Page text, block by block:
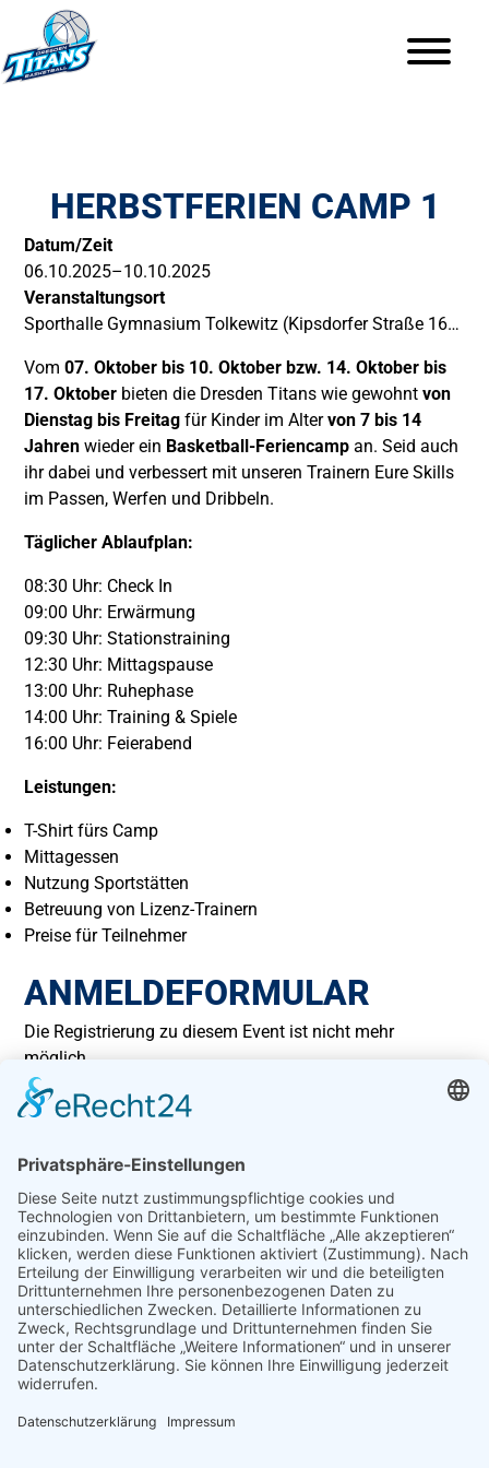
HERBSTFERIEN CAMP 1
Datum/Zeit
06.10.2025–10.10.2025
Veranstaltungsort
Sporthalle Gymnasium Tolkewitz (Kipsdorfer Straße 160,
Vom07. Oktober bis 10. Oktober bzw. 14. Oktober bis
17. Oktober bieten die Dresden Titans wie gewohntvon
Dienstag bis Freitag für Kinder im Altervon 7 bis 14
Jahren wieder ein Basketball-Feriencamp an. Seid auch
ihr dabei und verbessert mit unseren Trainern Eure Skills
im Passen, Werfen und Dribbeln.
Täglicher Ablaufplan:
08:30 Uhr: Check In
09:00 Uhr: Erwärmung
09:30 Uhr: Stationstraining
12:30 Uhr: Mittagspause
13:00 Uhr: Ruhephase
14:00 Uhr: Training & Spiele
16:00 Uhr: Feierabend
Leistungen:
T-Shirt fürs Camp
Mittagessen
Nutzung Sportstätten
Betreuung von Lizenz-Trainern
Preise für Teilnehmer
ANMELDEFORMULAR
Die Registrierung zu diesem Event ist nicht mehr
möglich.
Bei stornierung der Camp-Teilnahme:
gezahlte Gebühr vollständig zurückerstattet
Zwischen 13 und 3 Tagen vor dem Camp werden 50%
der bereits gezahlte Gebühr zurückerstattet
Ab 3 Tagen vor dem Camp werden 25% der bereits
gezahlte Gebühr zurückerstattet